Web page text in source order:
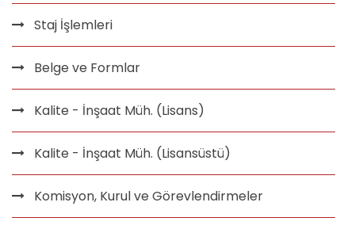
Staj İşlemleri
Belge ve Formlar
Kalite - İnşaat Müh. (Lisans)
Kalite - İnşaat Müh. (Lisansüstü)
Komisyon, Kurul ve Görevlendirmeler